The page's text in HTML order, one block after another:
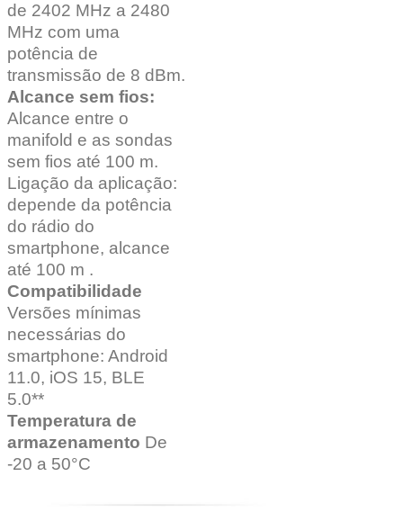
de 2402 MHz a 2480
MHz com uma
potência de
transmissão de 8 dBm.
Alcance sem fios:
Alcance entre o
manifold e as sondas
sem fios até 100 m.
Ligação da aplicação:
depende da potência
do rádio do
smartphone, alcance
até 100 m .
Compatibilidade
Versões mínimas
necessárias do
smartphone: Android
11.0, iOS 15, BLE
5.0**
Temperatura de
armazenamento De
-20 a 50°C